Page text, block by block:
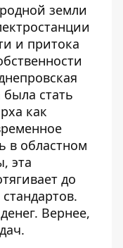
земли
и притока
стать
как
в областном
эта
до
Вернее,